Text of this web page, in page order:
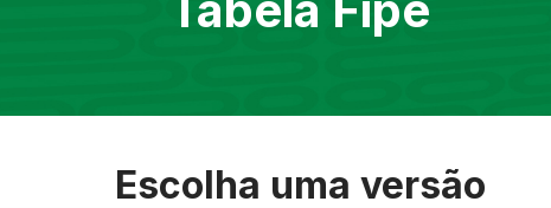
Escolha uma versão